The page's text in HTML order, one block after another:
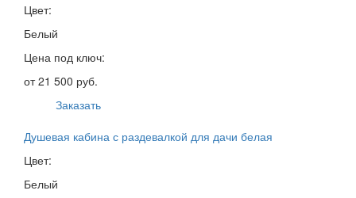
Цвет:
Белый
Цена под ключ:
от 21 500 руб.
Заказать
Душевая кабина с раздевалкой для дачи белая
Цвет:
Белый